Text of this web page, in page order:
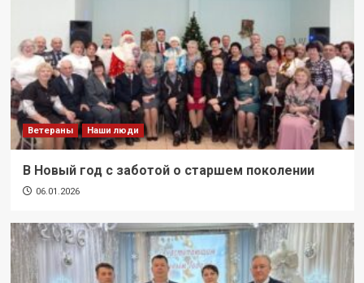
Ветераны Наши люди
В Новый год с заботой о старшем поколении
06.01.2026